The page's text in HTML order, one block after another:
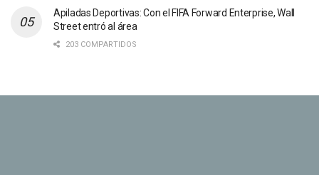
Apiladas Deportivas: Con el FIFA Forward Enterprise, Wall
Street entró al área
203 COMPARTIDOS